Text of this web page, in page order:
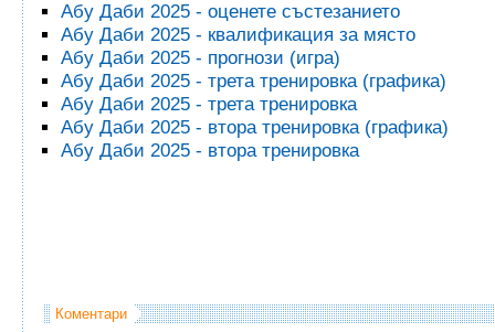
Абу Даби 2025 - оценете състезанието
Абу Даби 2025 - квалификация за място
Абу Даби 2025 - прогнози (игра)
Абу Даби 2025 - трета тренировка (графика)
Абу Даби 2025 - трета тренировка
Абу Даби 2025 - втора тренировка (графика)
Абу Даби 2025 - втора тренировка
Коментари